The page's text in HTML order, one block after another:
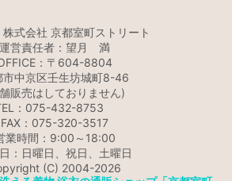
式会社 京都室町ストリート
運営責任者：望月 満
：〒604-8804
市中京区壬生坊城町8-46
販売はしておりません)
：075-432-8753
FAX：075-320-3517
業時間：9:00～18:00
：日曜日、祝日、土曜日
(C) 2004-2026